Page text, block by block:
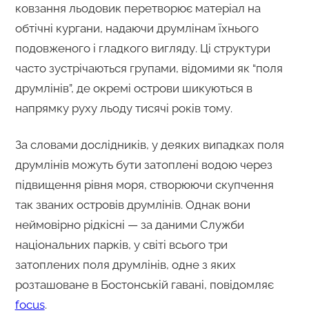
ковзання льодовик перетворює матеріал на
обтічні кургани, надаючи друмлінам їхнього
подовженого і гладкого вигляду. Ці структури
часто зустрічаються групами, відомими як “поля
друмлінів”, де окремі острови шикуються в
напрямку руху льоду тисячі років тому.
За словами дослідників, у деяких випадках поля
друмлінів можуть бути затоплені водою через
підвищення рівня моря, створюючи скупчення
так званих островів друмлінів. Однак вони
неймовірно рідкісні — за даними Служби
національних парків, у світі всього три
затоплених поля друмлінів, одне з яких
розташоване в Бостонській гавані, повідомляє
focus.